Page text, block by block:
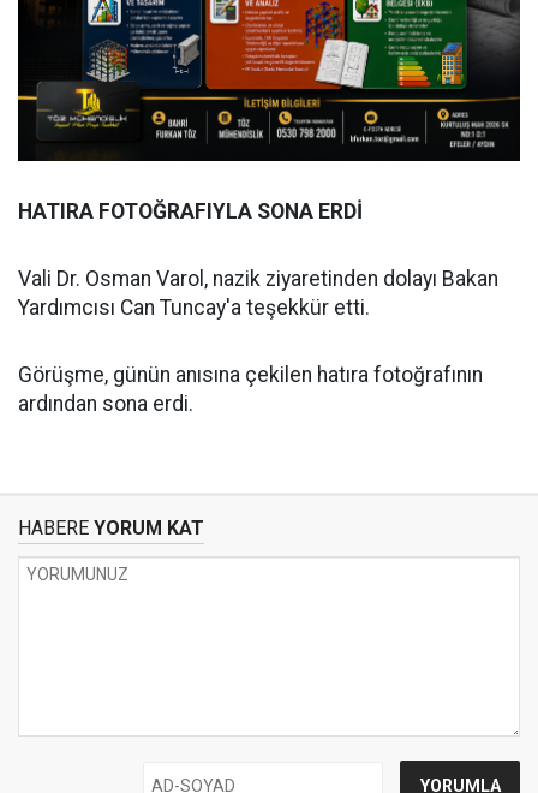
HATIRA FOTOĞRAFIYLA SONA ERDİ
Vali Dr. Osman Varol, nazik ziyaretinden dolayı Bakan
Yardımcısı Can Tuncay'a teşekkür etti.
Görüşme, günün anısına çekilen hatıra fotoğrafının
ardından sona erdi.
HABERE YORUM KAT